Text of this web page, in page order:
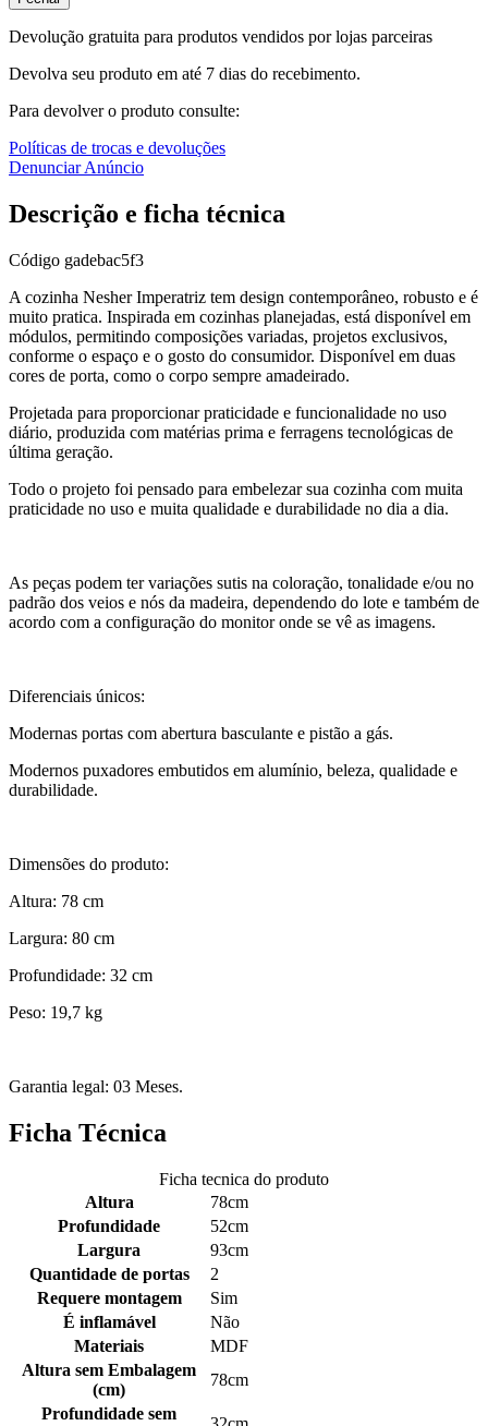
Devolução gratuita para produtos vendidos por lojas parceiras
Devolva seu produto em até 7 dias do recebimento.
Para devolver o produto consulte:
Políticas de trocas e devoluções
Denunciar Anúncio
Descrição e ficha técnica
Código gadebac5f3
A cozinha Nesher Imperatriz tem design contemporâneo, robusto e é
muito pratica. Inspirada em cozinhas planejadas, está disponível em
módulos, permitindo composições variadas, projetos exclusivos,
conforme o espaço e o gosto do consumidor. Disponível em duas
cores de porta, como o corpo sempre amadeirado.
Projetada para proporcionar praticidade e funcionalidade no uso
diário, produzida com matérias prima e ferragens tecnológicas de
última geração.
Todo o projeto foi pensado para embelezar sua cozinha com muita
praticidade no uso e muita qualidade e durabilidade no dia a dia.
As peças podem ter variações sutis na coloração, tonalidade e/ou no
padrão dos veios e nós da madeira, dependendo do lote e também de
acordo com a configuração do monitor onde se vê as imagens.
Diferenciais únicos:
Modernas portas com abertura basculante e pistão a gás.
Modernos puxadores embutidos em alumínio, beleza, qualidade e
durabilidade.
Dimensões do produto:
Altura: 78 cm
Largura: 80 cm
Profundidade: 32 cm
Peso: 19,7 kg
Garantia legal: 03 Meses.
Ficha Técnica
Ficha tecnica do produto
Altura
78cm
Profundidade
52cm
Largura
93cm
Quantidade de portas
2
Requere montagem
Sim
É inflamável
Não
Materiais
MDF
Altura sem Embalagem
(cm)
78cm
Profundidade sem